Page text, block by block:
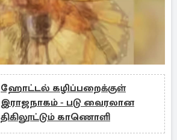
ஹோட்டல் கழிப்பறைக்குள்
இராஜநாகம் - படு வைரலான
திகிலூட்டும் காணொளி